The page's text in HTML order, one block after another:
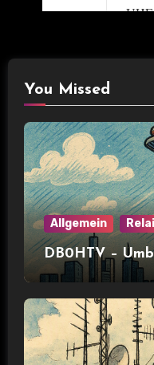
You Missed
Allgemein
DB0HTV –